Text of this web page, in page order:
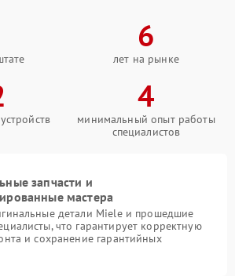
6
лет на рынке
4
минимальный опыт работы
специалистов
запчасти и
мастера
детали Miele и прошедшие
что гарантирует корректную
и сохранение гарантийных